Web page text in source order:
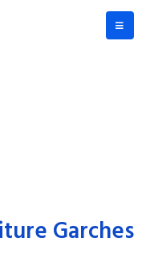
Garches